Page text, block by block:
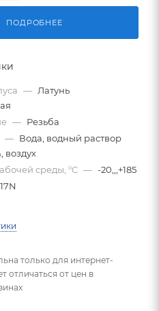
ПОДРОБНЕЕ
— Латунь
— Резьба
— Вода, водный раствор
воздух
среды, °C — -20,,,+185
только для интернет-
отличаться от цен в